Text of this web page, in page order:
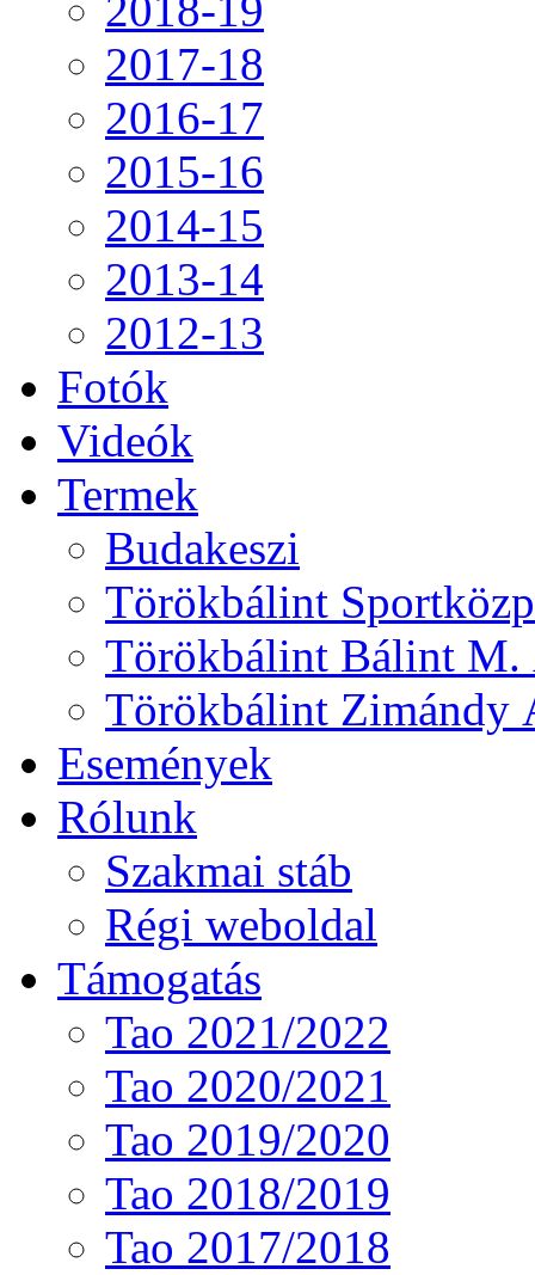
2017-18
2016-17
2015-16
2014-15
2013-14
2012-13
Fotók
Videók
Termek
Budakeszi
Törökbálint
Törökbálint Bálint
Törökbálint Zimándy
Események
Rólunk
Szakmai stáb
Régi weboldal
Támogatás
Tao 2021/2022
Tao 2020/2021
Tao 2019/2020
Tao 2018/2019
Tao 2017/2018